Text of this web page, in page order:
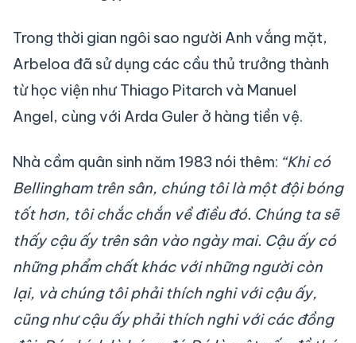
Trong thời gian ngôi sao người Anh vắng mặt,
Arbeloa đã sử dụng các cầu thủ trưởng thành
từ học viện như Thiago Pitarch và Manuel
Angel, cùng với Arda Guler ở hàng tiền vệ.
Nhà cầm quân sinh năm 1983 nói thêm: “Khi có
Bellingham trên sân, chúng tôi là một đội bóng
tốt hơn, tôi chắc chắn về điều đó. Chúng ta sẽ
thấy cậu ấy trên sân vào ngày mai. Cậu ấy có
những phẩm chất khác với những người còn
lại, và chúng tôi phải thích nghi với cậu ấy,
cũng như cậu ấy phải thích nghi với các đồng